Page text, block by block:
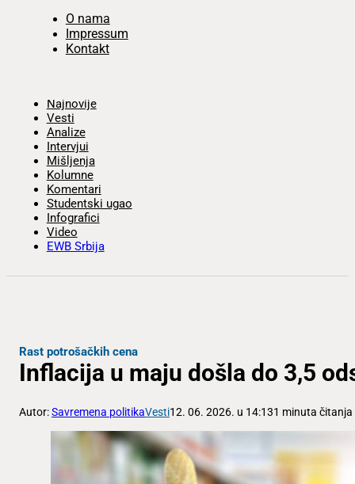
O nama
Impressum
Kontakt
Najnovije
Vesti
Analize
Intervjui
Mišljenja
Kolumne
Komentari
Studentski ugao
Infografici
Video
EWB Srbija
Rast potrošačkih cena
Inflacija u maju došla do 3,5
Autor:Savremena politikaVesti12. 06. 2026. u 14:131 minuta čitanja